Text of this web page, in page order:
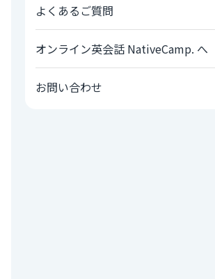
よくあるご質問
オンライン英会話 NativeCamp. へ
お問い合わせ